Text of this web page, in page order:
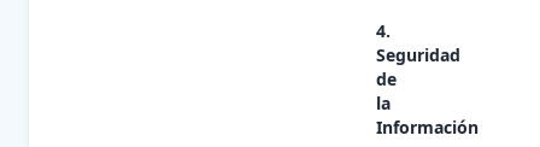
4.
Seguridad
de
la
Información